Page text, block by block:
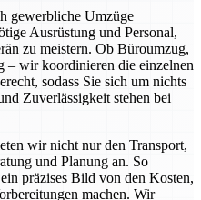
gewerbliche Umzüge
Ausrüstung und Personal,
zu meistern. Ob Büroumzug,
– wir koordinieren die einzelnen
sodass Sie sich um nichts
Zuverlässigkeit stehen bei
wir nicht nur den Transport,
und Planung an. So
präzises Bild von den Kosten,
machen. Wir